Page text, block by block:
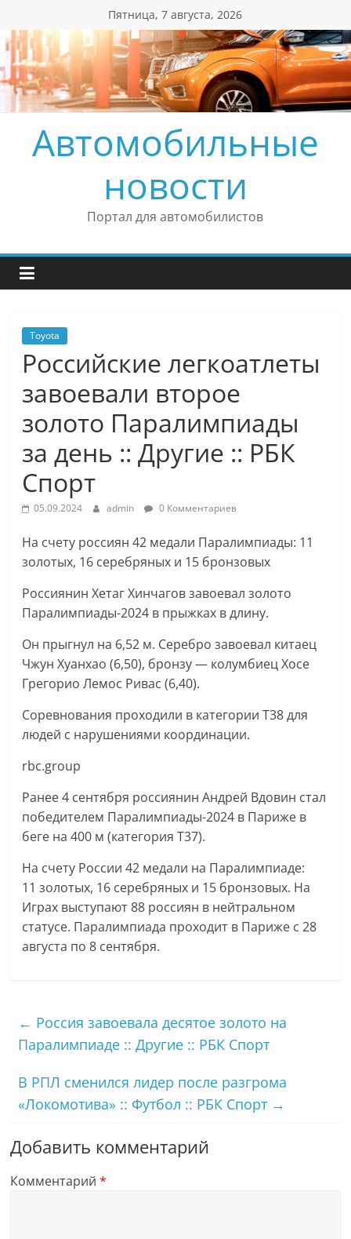
содержимому
Пятница, 7 августа, 2026
Автомобильные
новости
Портал для автомобилистов
Toyota
Российские легкоатлеты
завоевали второе
золото Паралимпиады
за день :: Другие :: РБК
Спорт
05.09.2024 admin 0 Комментариев
На счету россиян 42 медали Паралимпиады: 11
золотых, 16 серебряных и 15 бронзовых
Россиянин Хетаг Хинчагов завоевал золото
Паралимпиады-2024 в прыжках в длину.
Он прыгнул на 6,52 м. Серебро завоевал китаец
Чжун Хуанхао (6,50), бронзу — колумбиец Хосе
Грегорио Лемос Ривас (6,40).
Соревнования проходили в категории T38 для
людей с нарушениями координации.
rbc.group
Ранее 4 сентября россиянин Андрей Вдовин стал
победителем Паралимпиады-2024 в Париже в
беге на 400 м (категория T37).
На счету России 42 медали на Паралимпиаде:
11 золотых, 16 серебряных и 15 бронзовых. На
Играх выступают 88 россиян в нейтральном
статусе. Паралимпиада проходит в Париже с 28
августа по 8 сентября.
← Россия завоевала десятое золото на
Паралимпиаде :: Другие :: РБК Спорт
В РПЛ сменился лидер после разгрома
«Локомотива» :: Футбол :: РБК Спорт →
Добавить комментарий
Комментарий*